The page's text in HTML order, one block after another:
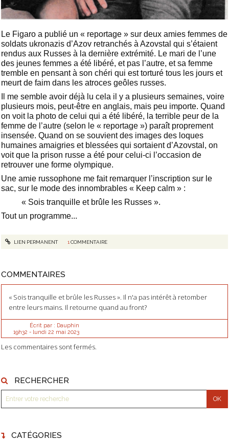
RECHERCHER
CATÉGORIES
Le Figaro a publié un « reportage » sur deux amies femmes de
soldats ukronazis d’Azov retranchés à Azovstal qui s’étaient
rendus aux Russes à la dernière extrémité. Le mari de l’une
des jeunes femmes a été libéré, et pas l’autre, et sa femme
tremble en pensant à son chéri qui est torturé tous les jours et
meurt de faim dans les atroces geôles russes.
Il me semble avoir déjà lu cela il y a plusieurs semaines, voire
plusieurs mois, peut-être en anglais, mais peu importe. Quand
on voit la photo de celui qui a été libéré, la terrible peur de la
femme de l’autre (selon le « reportage ») paraît proprement
insensée. Quand on se souvient des images des loques
humaines amaigries et blessées qui sortaient d’Azovstal, on
voit que la prison russe a été pour celui-ci l’occasion de
retrouver une forme olympique.
Une amie russophone me fait remarquer l’inscription sur le
sac, sur le mode des innombrables « Keep calm » :
« Sois tranquille et brûle les Russes ».
Tout un programme...
LIEN PERMANENT 1 COMMENTAIRE
COMMENTAIRES
« Sois tranquille et brûle les Russes ». Il n'a pas intérêt à retomber
entre leurs mains. Il retourne quand au front?
Écrit par : Dauphin
19h32 - lundi 22 mai 2023
Les commentaires sont fermés.